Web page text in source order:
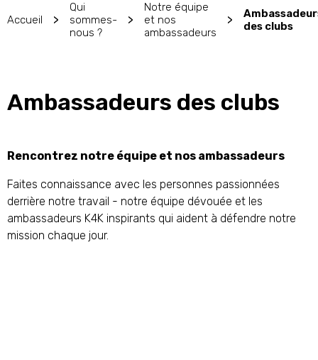
Accueil >
Qui
sommes-
nous ?
>
Notre équipe
et nos
ambassadeurs
>
des clubs
Ambassadeurs des clubs
Rencontrez notre équipe et nos ambassadeurs
Faites connaissance avec les personnes passionnées
derrière notre travail - notre équipe dévouée et les
ambassadeurs K4K inspirants qui aident à défendre notre
mission chaque jour.